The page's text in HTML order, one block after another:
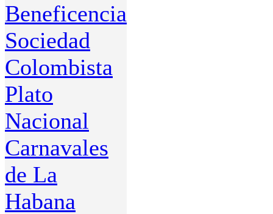
Beneficencia
Sociedad
Colombista
Plato
Nacional
Carnavales
de La
Habana